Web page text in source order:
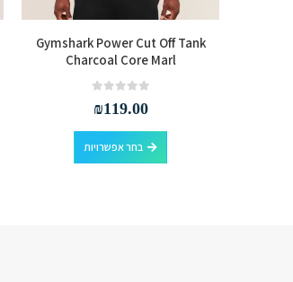
Gymshark Power Cut Off Tank
Charcoal Core Marl
₪119.00
בחר אפשרויות
למוצר זה יש מספר סוגים. ניתן לבחור את האפשרויות בעמוד המוצר